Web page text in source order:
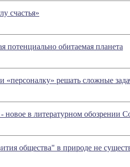
счастья»
потенциально обитаемая планета
решать сложные
новое в литературном обозрении
общества" в природе не